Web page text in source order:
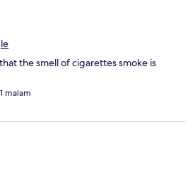
the smell of cigarettes smoke is
malam